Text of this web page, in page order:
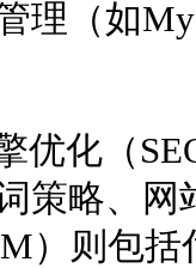
理（如
优化（
策略、
）则包